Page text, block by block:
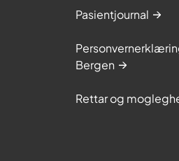
Pasientjournal
Bergen
Rettar og